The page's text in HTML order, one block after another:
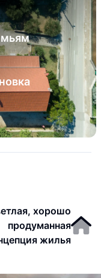
хорошо
продуманная
жилья